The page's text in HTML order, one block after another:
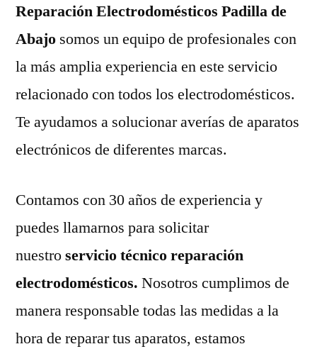
Reparación Electrodomésticos Padilla de
Abajo somos un equipo de profesionales con
la más amplia experiencia en este servicio
relacionado con todos los electrodomésticos.
Te ayudamos a solucionar averías de aparatos
electrónicos de diferentes marcas.
Contamos con 30 años de experiencia y
puedes llamarnos para solicitar
nuestroservicio técnico reparación
electrodomésticos. Nosotros cumplimos de
manera responsable todas las medidas a la
hora de reparar tus aparatos, estamos